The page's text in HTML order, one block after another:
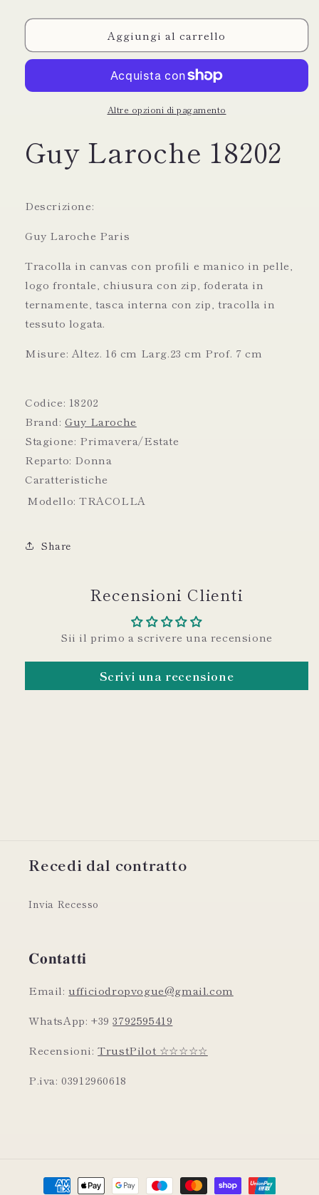
Laroche
borsa
canvas
Laroche
Paris
borsa
in
canvas
a
Aggiungi al carrello
Altre opzioni di pagamento
Guy Laroche 18202
Descrizione:
Guy Laroche Paris
Tracolla in canvas con profili e manico in pelle,
logo frontale, chiusura con zip, foderata in
ternamente, tasca interna con zip, tracolla in
tessuto logata.
Misure: Altez. 16 cm Larg.23 cm Prof. 7 cm
Codice: 18202
Brand: Guy Laroche
Stagione: Primavera/Estate
Reparto: Donna
Caratteristiche
Modello: TRACOLLA
Share
Recensioni Clienti
Sii il primo a scrivere una recensione
Scrivi una recensione
Recedi dal contratto
Invia Recesso
𝐂𝐨𝐧𝐭𝐚𝐭𝐭𝐢
Email:ufficiodropvogue@gmail.com
WhatsApp: +393792595419
Recensioni:TrustPilot ☆☆☆☆☆
P.iva: 03912960618
Metodi